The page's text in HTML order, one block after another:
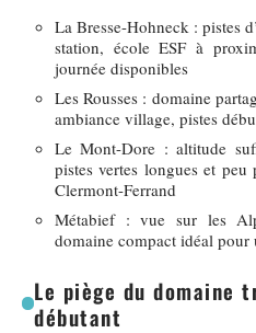
La Bresse-Hohneck : pistes
station, école ESF à
journée disponibles
Les Rousses : domaine
ambiance village, pistes
Le Mont-Dore : altitude
pistes vertes longues et
Clermont-Ferrand
Métabief : vue sur les
domaine compact idéal pour
Le piège du domaine
débutant